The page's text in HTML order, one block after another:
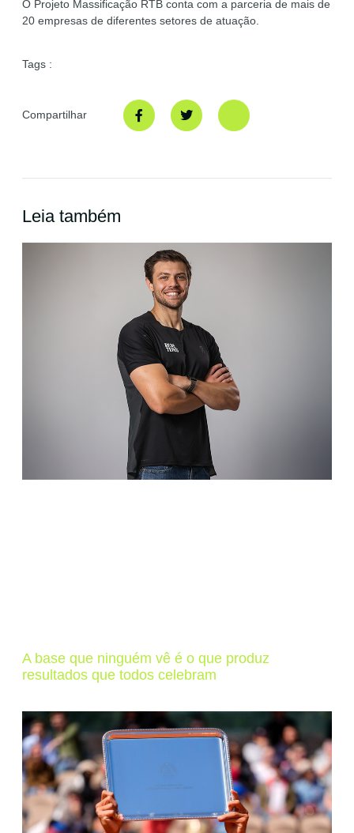
O Projeto Massificação RTB conta com a parceria de mais de
20 empresas de diferentes setores de atuação.
Tags :
Compartilhar
Leia também
A base que ninguém vê é o que produz
resultados que todos celebram